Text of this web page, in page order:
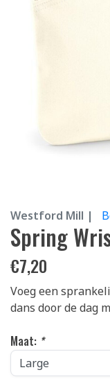
Westford Mill |
Spring
€7,20
Voeg een
dans door de dag
Maat: *